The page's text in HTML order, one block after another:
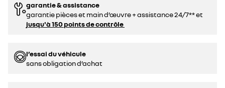
garantie & assistance
garantie pièces et main d’œuvre + assistance 24/7** et
jusqu'à 150 points de contrôle
l’essai du véhicule
sans obligation d’achat